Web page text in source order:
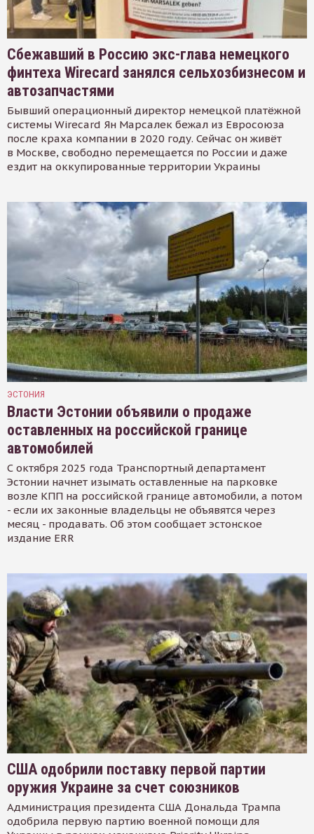
Сбежавший в Россию экс-глава немецкого
финтеха Wirecard занялся сельхозбизнесом и
автозапчастями
Бывший операционный директор немецкой платёжной
системы Wirecard Ян Марсалек бежал из Евросоюза
после краха компании в 2020 году. Сейчас он живёт
в Москве, свободно перемещается по России и даже
ездит на оккупированные территории Украины
ЭСТОНИЯ
Власти Эстонии объявили о продаже
оставленных на российской границе
автомобилей
С октября 2025 года Транспортный департамент
Эстонии начнет изымать оставленные на парковке
возле КПП на российской границе автомобили, а потом
- если их законные владельцы не объявятся через
месяц - продавать. Об этом сообщает эстонское
издание ERR
США одобрили поставку первой партии
оружия Украине за счет союзников
Администрация президента США Дональда Трампа
одобрила первую партию военной помощи для